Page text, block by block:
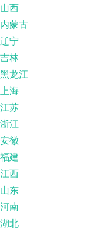
山西
内蒙古
辽宁
吉林
黑龙江
上海
江苏
浙江
安徽
福建
江西
山东
河南
湖北